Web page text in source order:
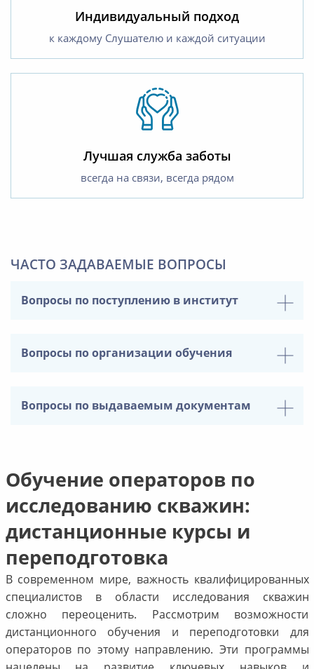
Индивидуальный подход
к каждому Слушателю и каждой ситуации
Лучшая служба заботы
всегда на связи, всегда рядом
ЧАСТО ЗАДАВАЕМЫЕ ВОПРОСЫ
Вопросы по поступлению в институт
Вопросы по организации обучения
Вопросы по выдаваемым документам
Обучение операторов по
исследованию скважин:
дистанционные курсы и
переподготовка
В современном мире, важность квалифицированных
специалистов в области исследования скважин
сложно переоценить. Рассмотрим возможности
дистанционного обучения и переподготовки для
операторов по этому направлению. Эти программы